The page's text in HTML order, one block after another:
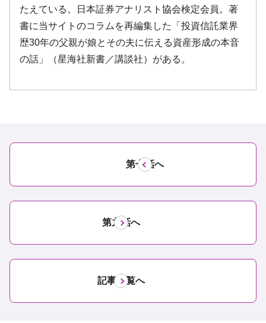
第七話へ
第九話へ
記事一覧へ